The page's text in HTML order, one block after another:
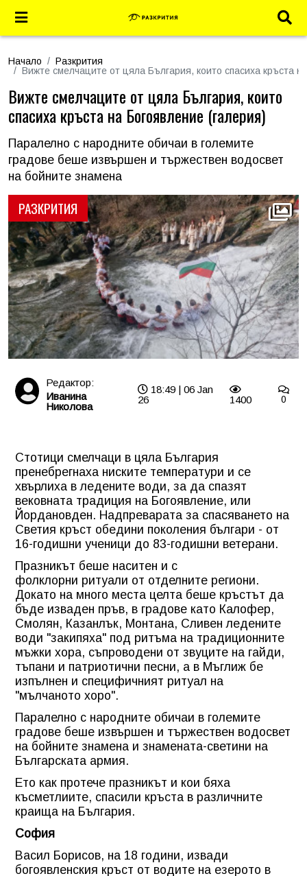
Начало
Разкрития
Вижте смелчаците от цяла България, които спасиха кръста
РАЗКРИТИЯ
Вижте смелчаците от цяла България, които
спасиха кръста на Богоявление (галерия)
Паралелно с народните обичаи в големите
градове беше извършен и тържествен водосвет
на бойните знамена
Редактор:
Иванина
Николова
18:49 | 06 Jan
26
1400 0
Стотици смелчаци в цяла България
пренебрегнаха ниските температури и се
хвърлиха в ледените води, за да спазят
вековната традиция на Богоявление, или
Йордановден. Надпреварата за спасяването на
Светия кръст обедини поколения българи - от
16-годишни ученици до 83-годишни ветерани.
Празникът беше наситен и с
фолклорни ритуали от отделните региони.
Докато на много места целта беше кръстът да
бъде изваден пръв, в градове като Калофер,
Смолян, Казанлък, Монтана, Сливен ледените
води "закипяха" под ритъма на традиционните
мъжки хора, съпроводени от звуците на гайди,
тъпани и патриотични песни, а в Мъглиж бе
изпълнен и специфичният ритуал на
"мълчаното хоро".
Паралелно с народните обичаи в големите
градове беше извършен и тържествен водосвет
на бойните знамена и знамената-светини на
Българската армия.
Ето как протече празникът и кои бяха
късметлиите, спасили кръста в различните
краища на България.
София
Васил Борисов, на 18 години, извади
богоявленския кръст от водите на езерото в